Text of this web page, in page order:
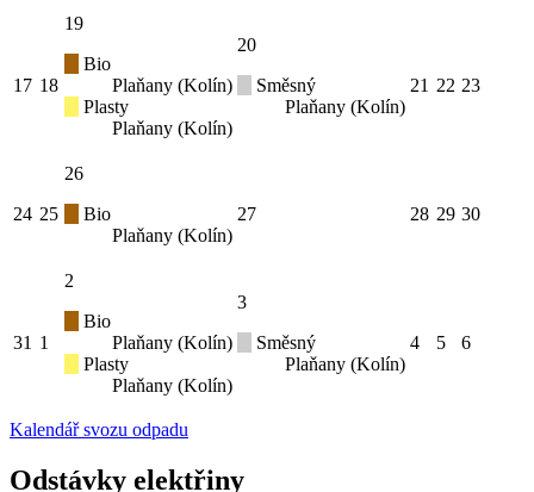
17 18
19
Bio
Plaňany (Kolín)
Plasty
Plaňany (Kolín)
20
Směsný
Plaňany (Kolín)
21 22 23
24 25
26
Bio
Plaňany (Kolín)
27 28 29 30
31 1
2
Bio
Plaňany (Kolín)
Plasty
Plaňany (Kolín)
3
Směsný
Plaňany (Kolín)
4 5 6
Kalendář svozu odpadu
Odstávky elektřiny